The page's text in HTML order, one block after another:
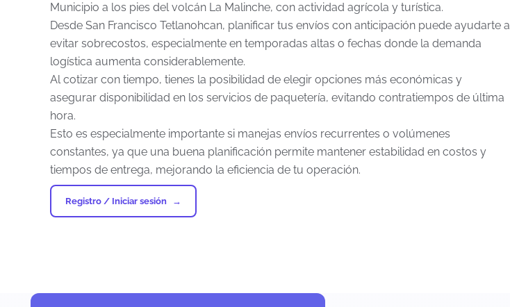
Municipio a los pies del volcán La Malinche, con actividad agrícola y turística.
Desde San Francisco Tetlanohcan, planificar tus envíos con anticipación puede ayudarte a
evitar sobrecostos, especialmente en temporadas altas o fechas donde la demanda
logística aumenta considerablemente.
Al cotizar con tiempo, tienes la posibilidad de elegir opciones más económicas y
asegurar disponibilidad en los servicios de paquetería, evitando contratiempos de última
hora.
Esto es especialmente importante si manejas envíos recurrentes o volúmenes
constantes, ya que una buena planificación permite mantener estabilidad en costos y
tiempos de entrega, mejorando la eficiencia de tu operación.
Registro / Iniciar sesión